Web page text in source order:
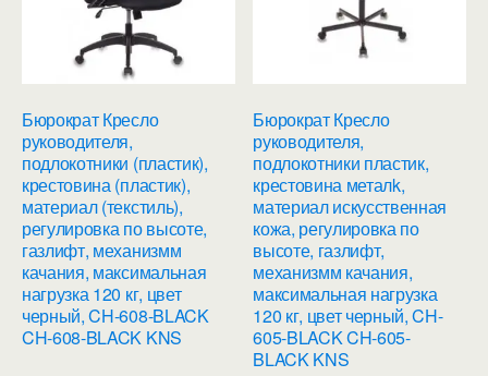
Бюрократ Кресло
руководителя,
подлокотники (пластик),
крестовина (пластик),
материал (текстиль),
регулировка по высоте,
газлифт, механизмм
качания, максимальная
нагрузка 120 кг, цвет
черный, CH-608-BLACK
CH-608-BLACK KNS
Бюрократ Кресло
руководителя,
подлокотники пластик,
крестовина металk,
материал искусственная
кожа, регулировка по
высоте, газлифт,
механизмм качания,
максимальная нагрузка
120 кг, цвет черный, CH-
605-BLACK CH-605-
BLACK KNS